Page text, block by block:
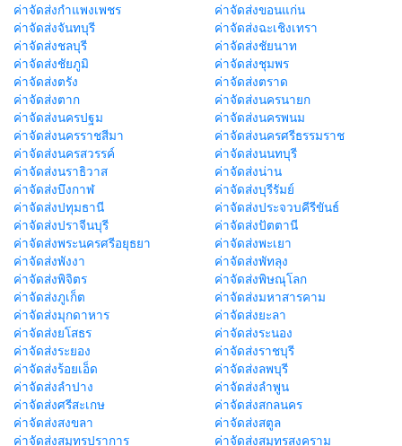
ค่าจัดส่งกำแพงเพชร
ค่าจัดส่งขอนแก่น
ค่าจัดส่งจันทบุรี
ค่าจัดส่งฉะเชิงเทรา
ค่าจัดส่งชลบุรี
ค่าจัดส่งชัยนาท
ค่าจัดส่งชัยภูมิ
ค่าจัดส่งชุมพร
ค่าจัดส่งตรัง
ค่าจัดส่งตราด
ค่าจัดส่งตาก
ค่าจัดส่งนครนายก
ค่าจัดส่งนครปฐม
ค่าจัดส่งนครพนม
ค่าจัดส่งนครราชสีมา
ค่าจัดส่งนครศรีธรรมราช
ค่าจัดส่งนครสวรรค์
ค่าจัดส่งนนทบุรี
ค่าจัดส่งนราธิวาส
ค่าจัดส่งน่าน
ค่าจัดส่งบึงกาฬ
ค่าจัดส่งบุรีรัมย์
ค่าจัดส่งปทุมธานี
ค่าจัดส่งประจวบคีรีขันธ์
ค่าจัดส่งปราจีนบุรี
ค่าจัดส่งปัตตานี
ค่าจัดส่งพระนครศรีอยุธยา
ค่าจัดส่งพะเยา
ค่าจัดส่งพังงา
ค่าจัดส่งพัทลุง
ค่าจัดส่งพิจิตร
ค่าจัดส่งพิษณุโลก
ค่าจัดส่งภูเก็ต
ค่าจัดส่งมหาสารคาม
ค่าจัดส่งมุกดาหาร
ค่าจัดส่งยะลา
ค่าจัดส่งยโสธร
ค่าจัดส่งระนอง
ค่าจัดส่งระยอง
ค่าจัดส่งราชบุรี
ค่าจัดส่งร้อยเอ็ด
ค่าจัดส่งลพบุรี
ค่าจัดส่งลำปาง
ค่าจัดส่งลำพูน
ค่าจัดส่งศรีสะเกษ
ค่าจัดส่งสกลนคร
ค่าจัดส่งสงขลา
ค่าจัดส่งสตูล
ค่าจัดส่งสมุทรปราการ
ค่าจัดส่งสมุทรสงคราม